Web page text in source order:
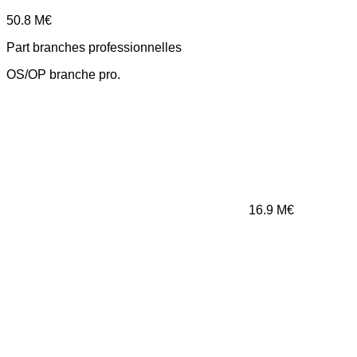
50.8 M€
Part branches professionnelles
OS/OP branche pro.
16.9 M€